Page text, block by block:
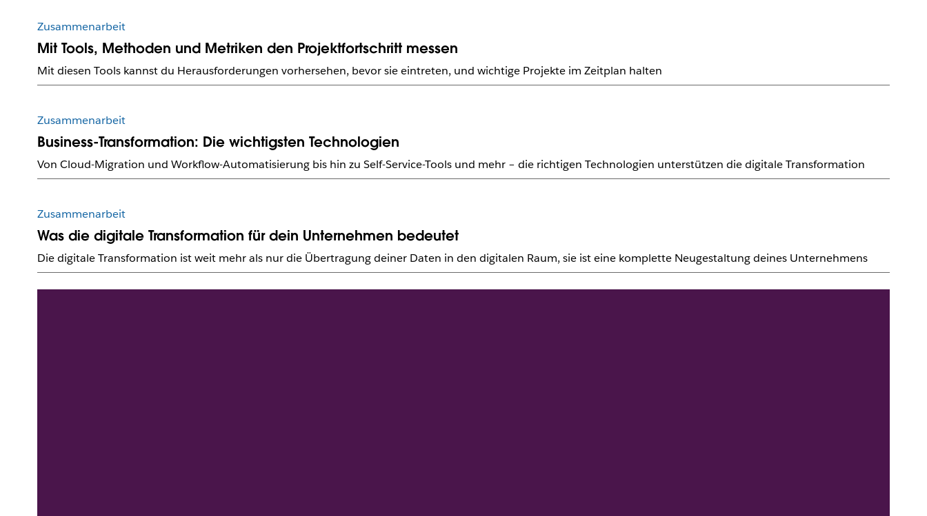
Zusammenarbeit
Mit Tools, Methoden und Metriken den Projektfortschritt messen
Mit diesen Tools kannst du Herausforderungen vorhersehen, bevor sie eintreten, und wichtige Projekte im Zeitplan halten
Zusammenarbeit
Business-Transformation: Die wichtigsten Technologien
Von Cloud-Migration und Workflow-Automatisierung bis hin zu Self-Service-Tools und mehr – die richtigen Technologien unterstützen die digitale Transformation
Zusammenarbeit
Was die digitale Transformation für dein Unternehmen bedeutet
Die digitale Transformation ist weit mehr als nur die Übertragung deiner Daten in den digitalen Raum, sie ist eine komplette Neugestaltung deines Unternehmens